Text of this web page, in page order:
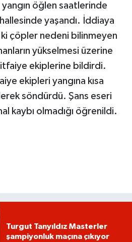
öğlen saatlerinde
yaşandı. İddiaya
çöpler nedeni bilinmeyen
yükselmesi üzerine
ekiplerine bildirdi.
ekipleri yangına kısa
söndürdü. Şans eseri
kaybı olmadığı öğrenildi.
Turgut Tanyıldız Masterler
şampiyonluk maçına çıkıyor